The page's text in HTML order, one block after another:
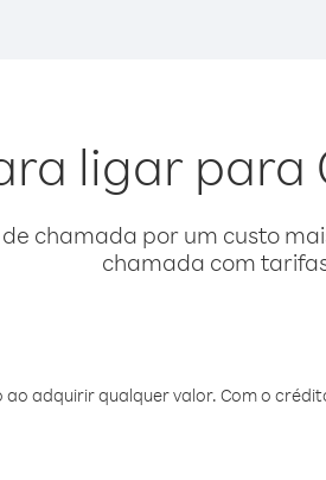
ligar para
chamada por um custo
chamada com
adquirir qualquer valor. Com o